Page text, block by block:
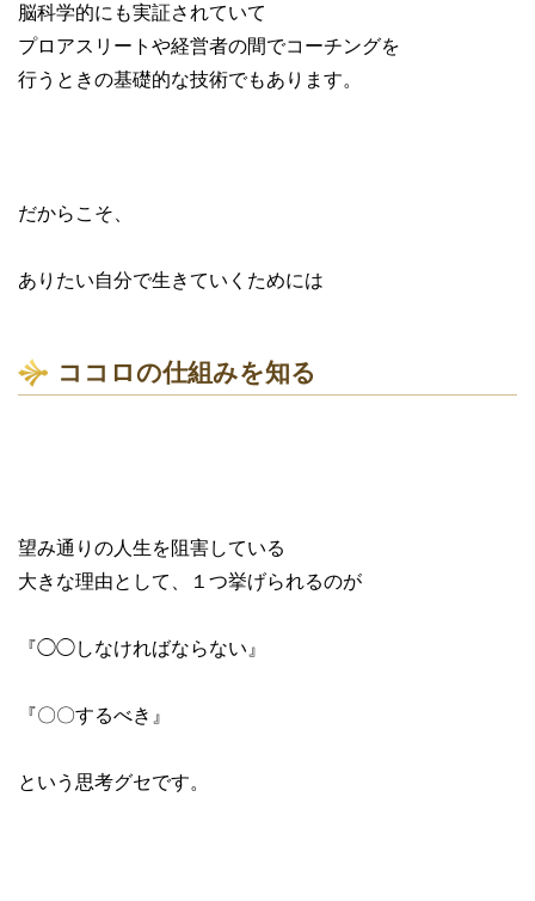
脳科学的にも実証されていて
プロアスリートや経営者の間でコーチングを
行うときの基礎的な技術でもあります。
だからこそ、
ありたい自分で生きていくためには
ココロの仕組みを知る
望み通りの人生を阻害している
大きな理由として、１つ挙げられるのが
『◯◯しなければならない』
『〇〇するべき』
という思考グセです。